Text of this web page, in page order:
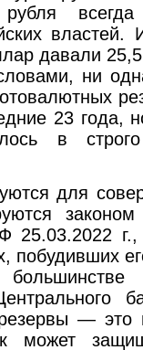
рубля
властей.
давали
ни
23 года,
в
для
г.,
побудивших
— это
может